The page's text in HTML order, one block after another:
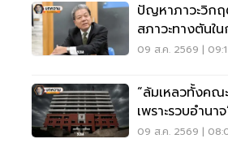
ปัญหาภาวะวิกฤ
สภาวะทางตันใ
บอร์ด กสทช.
09 ส.ค. 2569 |
“ล้มเหลวทั้งคณ
เพราะรวบอำนาจ
09 ส.ค. 2569 |